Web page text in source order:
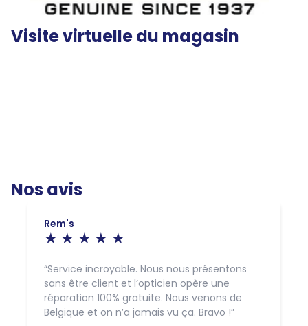
Visite virtuelle du magasin
Nos avis
Rem's
Service incroyable. Nous nous présentons
sans être client et l’opticien opère une
réparation 100% gratuite. Nous venons de
Belgique et on n’a jamais vu ça. Bravo !